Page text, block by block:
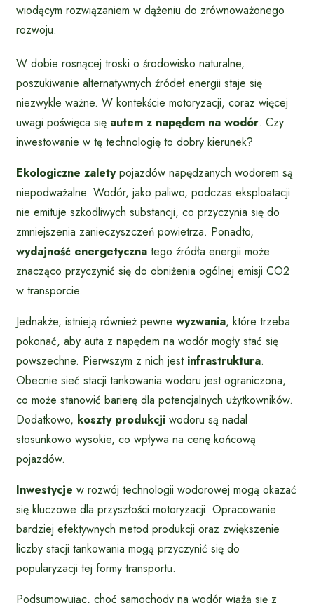
wiodącym rozwiązaniem w dążeniu do zrównoważonego
rozwoju.
W dobie rosnącej troski o środowisko naturalne,
poszukiwanie alternatywnych źródeł energii staje się
niezwykle ważne. W kontekście motoryzacji, coraz więcej
uwagi poświęca się autem z napędem na wodór. Czy
inwestowanie w tę technologię to dobry kierunek?
Ekologiczne zaletypojazdów napędzanych wodorem są
niepodważalne. Wodór, jako paliwo, podczas eksploatacji
nie emituje szkodliwych substancji, co przyczynia się do
zmniejszenia zanieczyszczeń powietrza. Ponadto,
wydajność energetyczna tego źródła energii może
znacząco przyczynić się do obniżenia ogólnej emisji CO2
w transporcie.
Jednakże, istnieją również pewne wyzwania, które trzeba
pokonać, aby auta z napędem na wodór mogły stać się
powszechne. Pierwszym z nich jest infrastruktura.
Obecnie sieć stacji tankowania wodoru jest ograniczona,
co może stanowić barierę dla potencjalnych użytkowników.
Dodatkowo, koszty produkcji wodoru są nadal
stosunkowo wysokie, co wpływa na cenę końcową
pojazdów.
Inwestycje w rozwój technologii wodorowej mogą okazać
się kluczowe dla przyszłości motoryzacji. Opracowanie
bardziej efektywnych metod produkcji oraz zwiększenie
liczby stacji tankowania mogą przyczynić się do
popularyzacji tej formy transportu.
Podsumowując, choć samochody na wodór wiążą się z